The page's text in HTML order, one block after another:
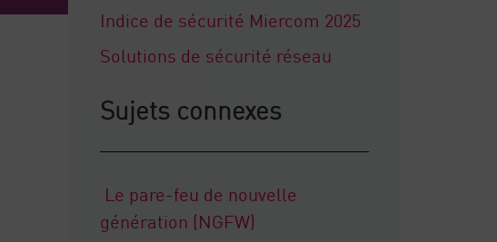
Indice de sécurité Miercom 2025
Solutions de sécurité réseau
Sujets connexes
Le pare-feu de nouvelle
génération (NGFW)